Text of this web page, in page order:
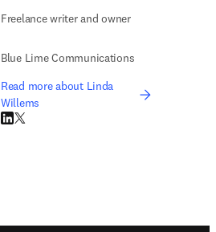
Freelance writer and owner
Blue Lime Communications
Read more about Linda
Willems
LinkedIn opens in new tab/window
Twitter opens in new tab/window